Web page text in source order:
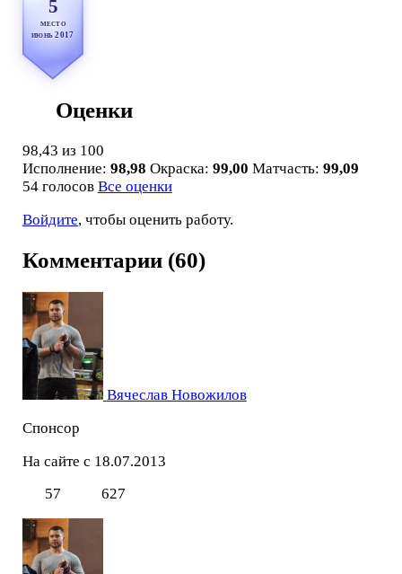
5
место
июнь 2017
Оценки
98,43 из 100
Исполнение: 98,98 Окраска: 99,00 Матчасть: 99,09
54 голосов Все оценки
Войдите, чтобы оценить работу.
Комментарии (60)
Вячеслав Новожилов
Спонсор
На сайте с 18.07.2013
57
627